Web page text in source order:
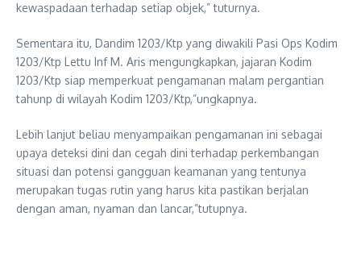
kewaspadaan terhadap setiap objek,” tuturnya.
Sementara itu, Dandim 1203/Ktp yang diwakili Pasi Ops Kodim
1203/Ktp Lettu Inf M. Aris mengungkapkan, jajaran Kodim
1203/Ktp siap memperkuat pengamanan malam pergantian
tahunp di wilayah Kodim 1203/Ktp,”ungkapnya.
Lebih lanjut beliau menyampaikan pengamanan ini sebagai
upaya deteksi dini dan cegah dini terhadap perkembangan
situasi dan potensi gangguan keamanan yang tentunya
merupakan tugas rutin yang harus kita pastikan berjalan
dengan aman, nyaman dan lancar,”tutupnya.